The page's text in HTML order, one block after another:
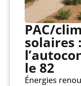
PAC/
solaires
le 82
Énergies